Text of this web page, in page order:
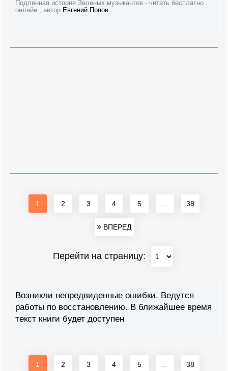
Подлинная история Зеленых музыкантов - читать бесплатно
онлайн , автор Евгений Попов
1 2 3 4 5 38
ВПЕРЕД
Перейти на страницу:
Возникли непредвиденные ошибки. Ведутся
работы по восстановлению. В ближайшее время
текст книги будет доступен
1 2 3 4 5 38